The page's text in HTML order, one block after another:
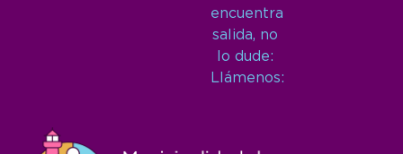
encuentra
salida, no
lo dude:
Llámenos: